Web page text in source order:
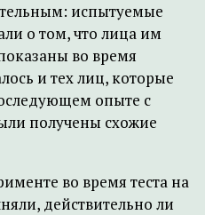
испытуемые
о том, что лица им
во время
и тех лиц, которые
опыте с
получены схожие
во время теста на
действительно ли